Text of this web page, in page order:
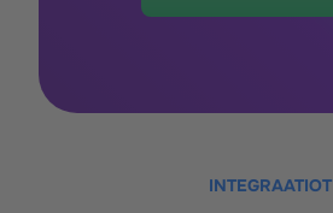
INTEGRAATIOT